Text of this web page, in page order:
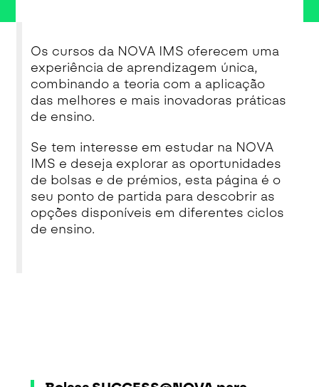
Os cursos da NOVA IMS oferecem uma
experiência de aprendizagem única,
combinando a teoria com a aplicação
das melhores e mais inovadoras práticas
de ensino.
Se tem interesse em estudar na NOVA
IMS e deseja explorar as oportunidades
de bolsas e de prémios, esta página é o
seu ponto de partida para descobrir as
opções disponíveis em diferentes ciclos
de ensino.